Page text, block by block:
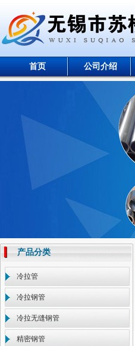
首页 公司介绍
产品分类
冷拉管
冷拉钢管
冷拉无缝钢管
精密钢管